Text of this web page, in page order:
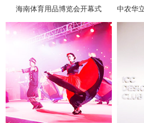
海南体育用品博览会开幕式